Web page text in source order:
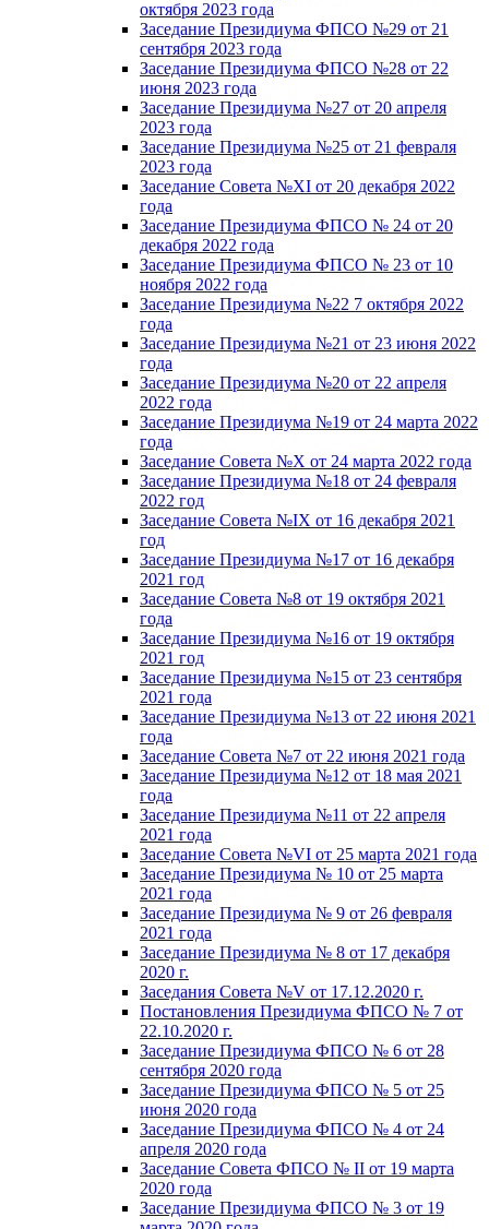
октября 2023 года
Заседание Президиума ФПСО №29 от 21
сентября 2023 года
Заседание Президиума ФПСО №28 от 22
июня 2023 года
Заседание Президиума №27 от 20 апреля
2023 года
Заседание Президиума №25 от 21 февраля
2023 года
Заседание Совета №XI от 20 декабря 2022
года
Заседание Президиума ФПСО № 24 от 20
декабря 2022 года
Заседание Президиума ФПСО № 23 от 10
ноября 2022 года
Заседание Президиума №22 7 октября 2022
года
Заседание Президиума №21 от 23 июня 2022
года
Заседание Президиума №20 от 22 апреля
2022 года
Заседание Президиума №19 от 24 марта 2022
года
Заседание Совета №X от 24 марта 2022 года
Заседание Президиума №18 от 24 февраля
2022 год
Заседание Совета №IX от 16 декабря 2021
год
Заседание Президиума №17 от 16 декабря
2021 год
Заседание Совета №8 от 19 октября 2021
года
Заседание Президиума №16 от 19 октября
2021 год
Заседание Президиума №15 от 23 сентября
2021 года
Заседание Президиума №13 от 22 июня 2021
года
Заседание Совета №7 от 22 июня 2021 года
Заседание Президиума №12 от 18 мая 2021
года
Заседание Президиума №11 от 22 апреля
2021 года
Заседание Совета №VI от 25 марта 2021 года
Заседание Президиума № 10 от 25 марта
2021 года
Заседание Президиума № 9 от 26 февраля
2021 года
Заседание Президиума № 8 от 17 декабря
2020 г.
Заседания Совета №V от 17.12.2020 г.
Постановления Президиума ФПСО № 7 от
22.10.2020 г.
Заседание Президиума ФПСО № 6 от 28
сентября 2020 года
Заседание Президиума ФПСО № 5 от 25
июня 2020 года
Заседание Президиума ФПСО № 4 от 24
апреля 2020 года
Заседание Совета ФПСО № II от 19 марта
2020 года
Заседание Президиума ФПСО № 3 от 19